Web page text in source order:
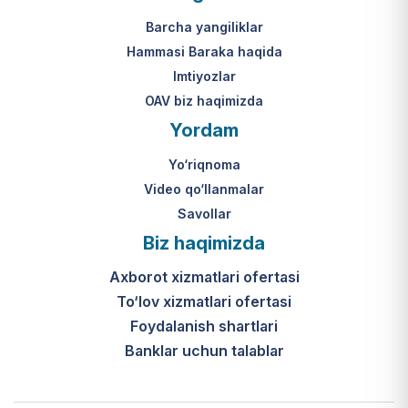
Mahkamasining 2024-yil 31-maydagi
313-son qarori.
yakuniy qaror qabul qilinishi 10 ish
kuni ichida amalga oshiriladi.
К какому виду помощи
относится услуга по
установке пандуса?
эта услуга входит в перечень
мер по адаптации жилищно-
бытовых условий лиц,
уходе, для создания
безбарьерной среды.
Barcha yangiliklar
Hammasi Baraka haqida
Imtiyozlar
OAV biz haqimizda
Yordam
Yo‘riqnoma
Video qo‘llanmalar
Savollar
Biz haqimizda
Axborot xizmatlari ofertasi
To‘lov xizmatlari ofertasi
Foydalanish shartlari
Banklar uchun talablar